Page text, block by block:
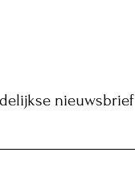
nieuwsbrief